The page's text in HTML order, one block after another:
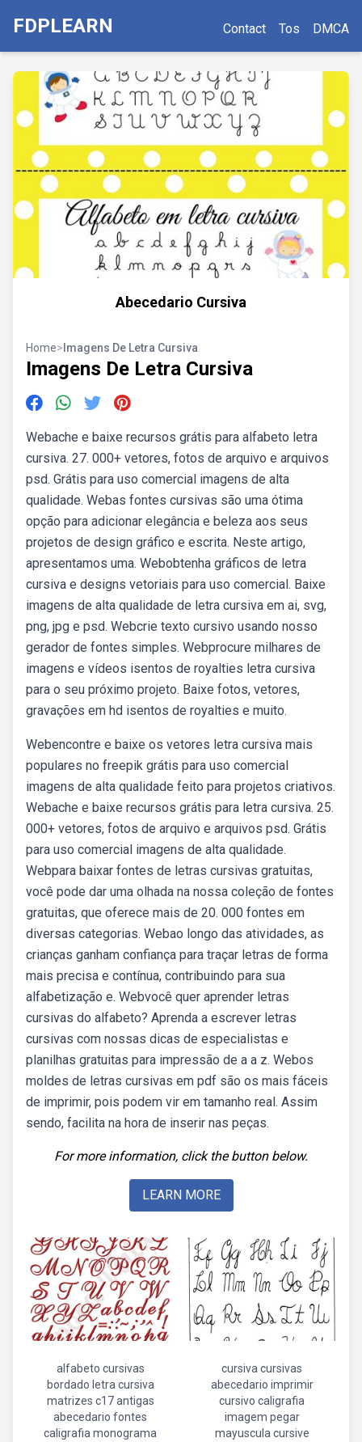
FDPLEARN Contact Tos DMCA
Abecedario Cursiva
Home> Imagens De Letra Cursiva
Imagens De Letra Cursiva
Webache e baixe recursos grátis para alfabeto letra
cursiva. 27. 000+ vetores, fotos de arquivo e arquivos
psd. Grátis para uso comercial imagens de alta
qualidade. Webas fontes cursivas são uma ótima
opção para adicionar elegância e beleza aos seus
projetos de design gráfico e escrita. Neste artigo,
apresentamos uma. Webobtenha gráficos de letra
cursiva e designs vetoriais para uso comercial. Baixe
imagens de alta qualidade de letra cursiva em ai, svg,
png, jpg e psd. Webcrie texto cursivo usando nosso
gerador de fontes simples. Webprocure milhares de
imagens e vídeos isentos de royalties letra cursiva
para o seu próximo projeto. Baixe fotos, vetores,
gravações em hd isentos de royalties e muito.
Webencontre e baixe os vetores letra cursiva mais
populares no freepik grátis para uso comercial
imagens de alta qualidade feito para projetos criativos.
Webache e baixe recursos grátis para letra cursiva. 25.
000+ vetores, fotos de arquivo e arquivos psd. Grátis
para uso comercial imagens de alta qualidade.
Webpara baixar fontes de letras cursivas gratuitas,
você pode dar uma olhada na nossa coleção de fontes
gratuitas, que oferece mais de 20. 000 fontes em
diversas categorias. Webao longo das atividades, as
crianças ganham confiança para traçar letras de forma
mais precisa e contínua, contribuindo para sua
alfabetização e. Webvocê quer aprender letras
cursivas do alfabeto? Aprenda a escrever letras
cursivas com nossas dicas de especialistas e
planilhas gratuitas para impressão de a a z. Webos
moldes de letras cursivas em pdf são os mais fáceis
de imprimir, pois podem vir em tamanho real. Assim
sendo, facilita na hora de inserir nas peças.
For more information, click the button below.
LEARN MORE
alfabeto cursivas
bordado letra cursiva
matrizes c17 antigas
abecedario fontes
caligrafia monograma
cursiva cursivas
abecedario imprimir
cursivo caligrafia
imagem pegar
mayuscula cursive